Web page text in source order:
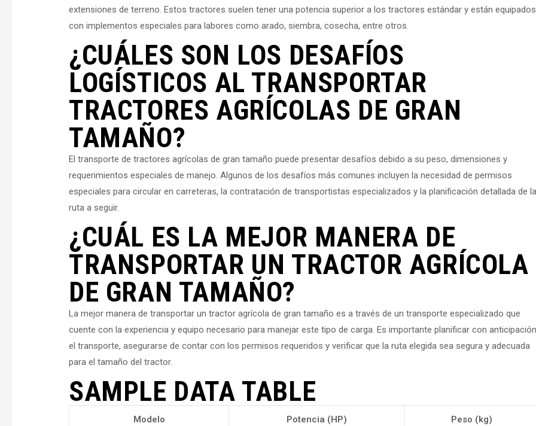
extensiones de terreno. Estos tractores suelen tener una potencia superior a los tractores estándar y están equipados
con implementos especiales para labores como arado, siembra, cosecha, entre otros.
¿CUÁLES SON LOS DESAFÍOS
LOGÍSTICOS AL TRANSPORTAR
TRACTORES AGRÍCOLAS DE GRAN
TAMAÑO?
El transporte de tractores agrícolas de gran tamaño puede presentar desafíos debido a su peso, dimensiones y
requerimientos especiales de manejo. Algunos de los desafíos más comunes incluyen la necesidad de permisos
especiales para circular en carreteras, la contratación de transportistas especializados y la planificación detallada de la
ruta a seguir.
¿CUÁL ES LA MEJOR MANERA DE
TRANSPORTAR UN TRACTOR AGRÍCOLA
DE GRAN TAMAÑO?
La mejor manera de transportar un tractor agrícola de gran tamaño es a través de un transporte especializado que
cuente con la experiencia y equipo necesario para manejar este tipo de carga. Es importante planificar con anticipación
el transporte, asegurarse de contar con los permisos requeridos y verificar que la ruta elegida sea segura y adecuada
para el tamaño del tractor.
SAMPLE DATA TABLE
Modelo Potencia (HP) Peso (kg)